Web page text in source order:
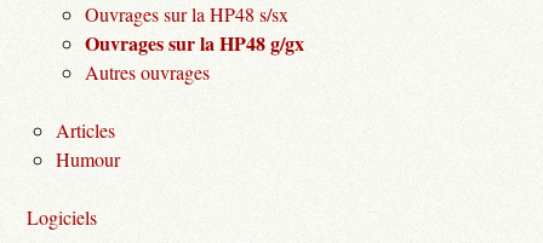
Ouvrages sur la HP48 s/sx
Ouvrages sur la HP48 g/gx
Autres ouvrages
Articles
Humour
Logiciels